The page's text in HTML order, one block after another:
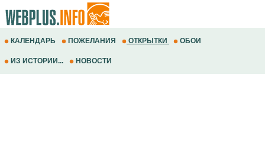
КАЛЕНДАРЬ ПОЖЕЛАНИЯ ОТКРЫТКИ ОБОИ
ИЗ ИСТОРИИ... НОВОСТИ